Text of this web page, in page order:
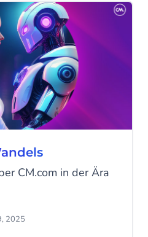
Sie mit Roels
die Zukunft des
was sie für
bedeutet. Egal, ob Sie
oder einfach nur
Sie werden
nicht
CM.com in der Ära
2025